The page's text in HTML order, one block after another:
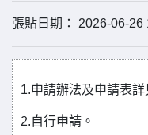
張貼日期： 2026-06-
1.申請辦法及申請表詳
2.自行申請。